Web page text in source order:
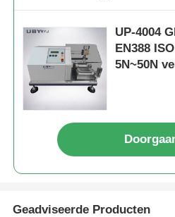
UP-4004
EN388
5N~50N
Geadviseerde Producten